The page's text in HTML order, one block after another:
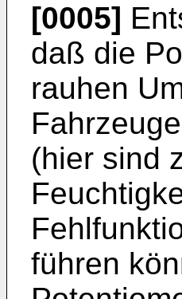
[0005]
daß die
rauhen
(hier sind
führen